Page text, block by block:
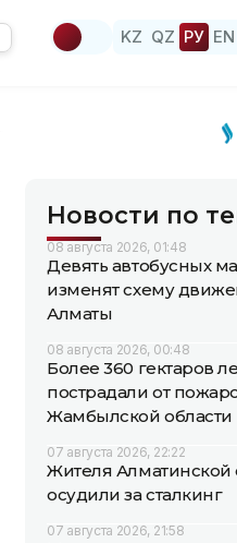
KZ QZ РУ EN
Новости по
08 августа 2026, 01:48
Девять автобусных
изменят схему
Алматы
08 августа 2026, 00:48
Более 360 гектаров
пострадали от
Жамбылской области
07 августа 2026, 22:22
Жителя Алматинской
осудили за сталкинг
07 августа 2026, 21:58